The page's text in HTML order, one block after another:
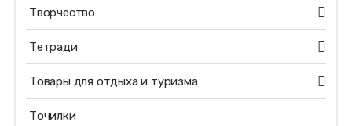
Творчество
Тетради
Товары для отдыха и туризма
Точилки